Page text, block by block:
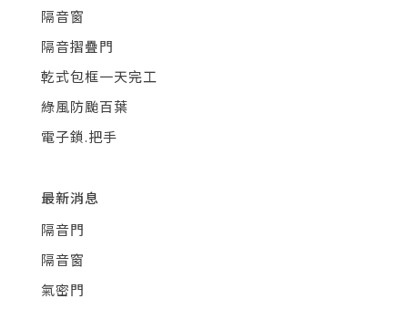
隔音窗
隔音摺疊門
乾式包框一天完工
綠風防颱百葉
電子鎖.把手
最新消息
隔音門
隔音窗
氣密門